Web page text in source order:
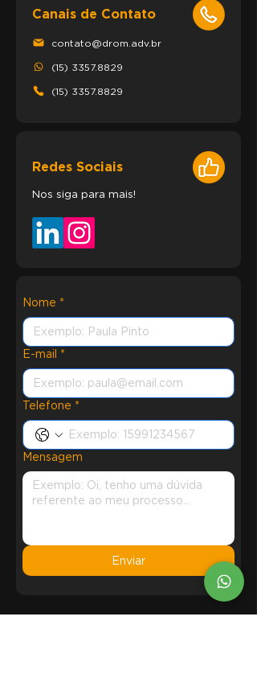
Canais de Contato
contato@drom.adv.br
(15) 3357.8829
(15) 3357.8829
Redes Sociais
Nos siga para mais!
Nome *
E-mail *
Telefone *
Mensagem
Enviar